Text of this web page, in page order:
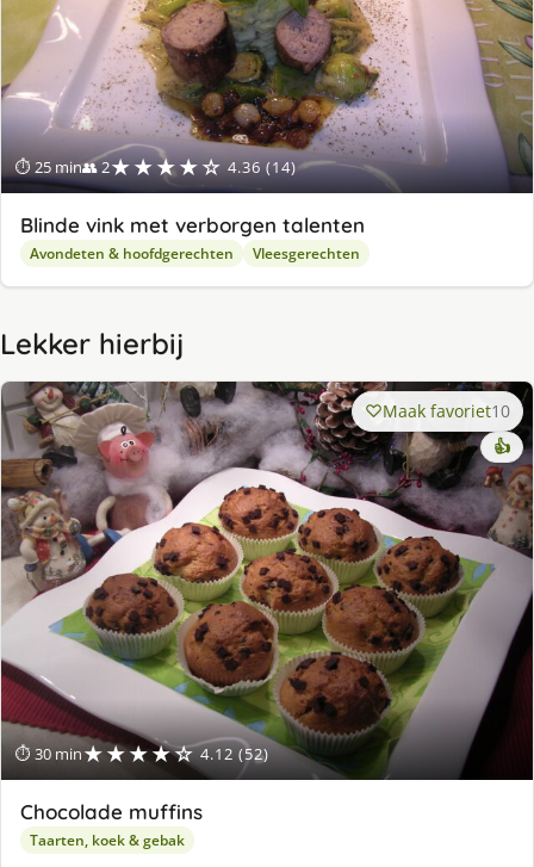
⏱ 25 min👥 2★★★★☆ 4.36 (14)
Blinde vink met verborgen talenten
Avondeten & hoofdgerechten Vleesgerechten
Lekker hierbij
⏱ 30 min★★★★☆ 4.12 (52)
Maak favoriet10
👍
Chocolade muffins
Taarten, koek & gebak